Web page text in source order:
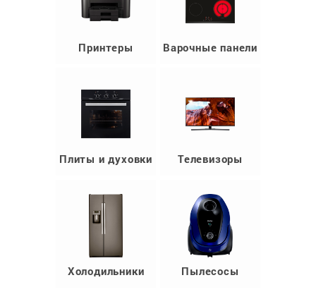
Принтеры Варочные панели
Плиты и духовки Телевизоры
Холодильники Пылесосы